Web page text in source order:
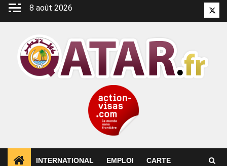
Aller
8 août 2026
INTERNATIONAL EMPLOI CARTE